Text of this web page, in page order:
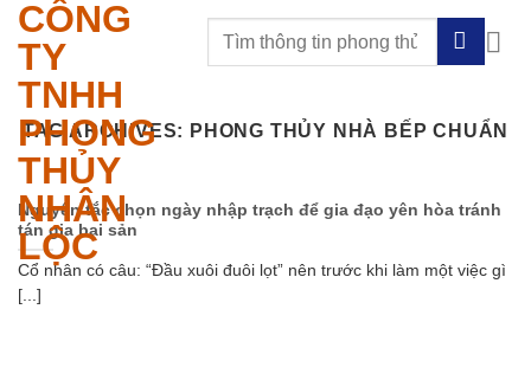
Skip
content
CÔNG
TY
TNHH
PHONG
THỦY
NHÂN
LỘC
TAG ARCHIVES: PHONG THỦY NHÀ BẾP CHUẨN
Nguyên tắc chọn ngày nhập trạch để gia đạo yên hòa tránh
tán gia bại sản
Cổ nhân có câu: “Đầu xuôi đuôi lọt” nên trước khi làm một việc gì
[...]